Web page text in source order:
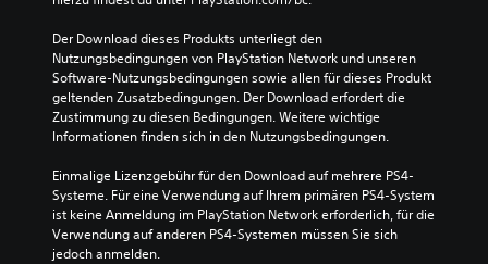
Der Download dieses Produkts unterliegt den
Nutzungsbedingungen von PlayStation Network und unseren
Software-Nutzungsbedingungen sowie allen für dieses Produkt
geltenden Zusatzbedingungen. Der Download erfordert die
Zustimmung zu diesen Bedingungen. Weitere wichtige
Informationen finden sich in den Nutzungsbedingungen.
Einmalige Lizenzgebühr für den Download auf mehrere PS4-
Systeme. Für eine Verwendung auf Ihrem primären PS4-System
ist keine Anmeldung im PlayStation Network erforderlich, für die
Verwendung auf anderen PS4-Systemen müssen Sie sich
jedoch anmelden.